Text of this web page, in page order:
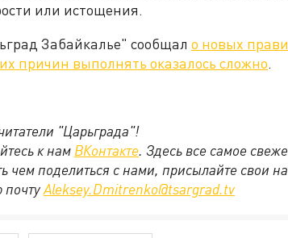
или истощения.
Забайкалье" сообщал о новых
причин выполнять оказалось сложно.
"Царьграда"!
к нам ВКонтакте. Здесь все самое
чем поделиться с нами, присылайте свои
почтуAleksey.Dmitrenko@tsargrad.tv